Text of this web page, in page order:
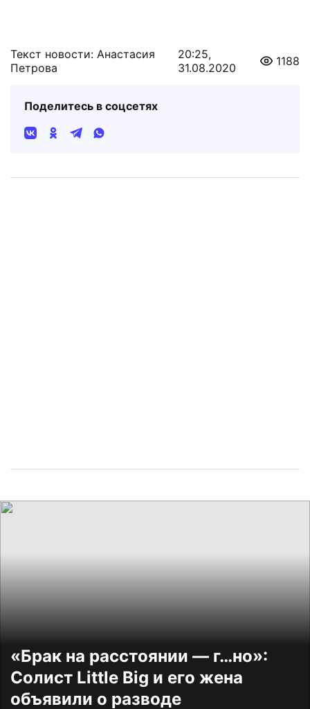
Текст новости: Анастасия
Петрова
20:25,
31.08.2020
1188
Поделитесь в соцсетях
«Брак на расстоянии — г…но»:
Солист Little Big и его жена
объявили о разводе